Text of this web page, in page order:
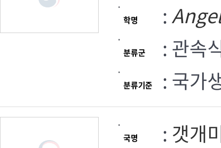
학명 :
분류군 : 관속
분류기준 : 국가
국명 : 갯개